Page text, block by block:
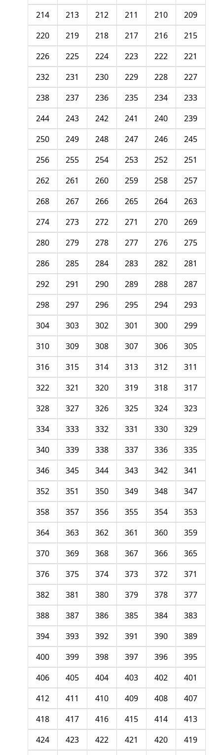
209
210
211
212
213
214
215
216
217
218
219
220
221
222
223
224
225
226
227
228
229
230
231
232
233
234
235
236
237
238
239
240
241
242
243
244
245
246
247
248
249
250
251
252
253
254
255
256
257
258
259
260
261
262
263
264
265
266
267
268
269
270
271
272
273
274
275
276
277
278
279
280
281
282
283
284
285
286
287
288
289
290
291
292
293
294
295
296
297
298
299
300
301
302
303
304
305
306
307
308
309
310
311
312
313
314
315
316
317
318
319
320
321
322
323
324
325
326
327
328
329
330
331
332
333
334
335
336
337
338
339
340
341
342
343
344
345
346
347
348
349
350
351
352
353
354
355
356
357
358
359
360
361
362
363
364
365
366
367
368
369
370
371
372
373
374
375
376
377
378
379
380
381
382
383
384
385
386
387
388
389
390
391
392
393
394
395
396
397
398
399
400
401
402
403
404
405
406
407
408
409
410
411
412
413
414
415
416
417
418
419
420
421
422
423
424